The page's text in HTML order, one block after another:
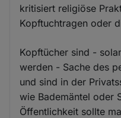
kritisiert religiöse
Kopftuchtragen oder
Kopftücher sind -
werden - Sache des
und sind in der
wie Bademäntel oder
Öffentlichkeit sollte